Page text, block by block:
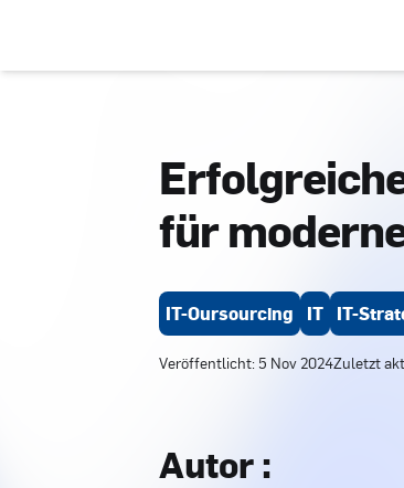
für
IT-Oursourcing IT IT-
Veröffentlicht:5 Nov 2024Zuletzt
Autor: